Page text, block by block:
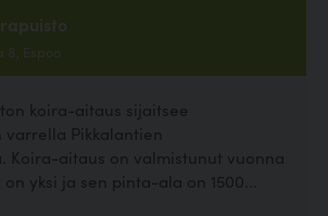
8, Espoo
koira-aitaus sijaitsee
varrella Pikkalantien
Koira-aitaus on valmistunut vuonna
yksi ja sen pinta-ala on 1500...